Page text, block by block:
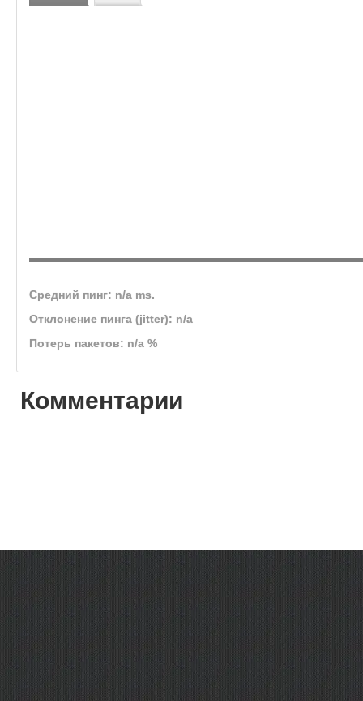
Средний пинг: n/a ms.
Отклонение пинга (jitter): n/a
Потерь пакетов: n/a %
Комментарии